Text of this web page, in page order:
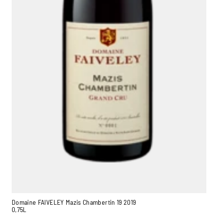
Domaine FAIVELEY Mazis Chambertin 19 2019
0,75L